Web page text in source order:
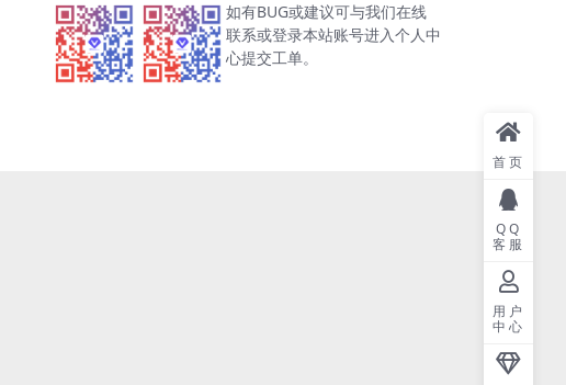
如有BUG或建议可与我们在线
联系或登录本站账号进入个人中
心提交工单。
首页
QQ
客服
用户
中心